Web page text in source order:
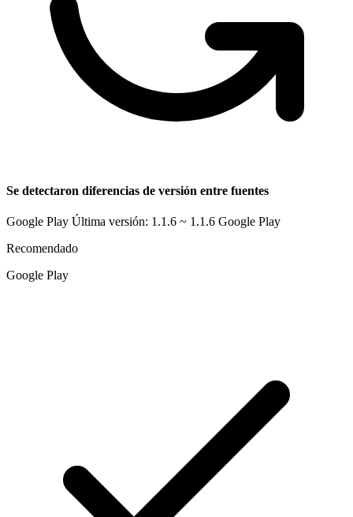
Se detectaron diferencias de versión entre fuentes
Google Play Última versión: 1.1.6 ~ 1.1.6 Google Play
Recomendado
Google Play